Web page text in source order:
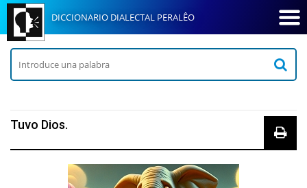
DICCIONARIO DIALECTAL PERALÊO
Tuvo Dios.